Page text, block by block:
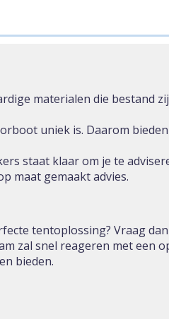
materialen die bestand
uniek is. Daarom
staat klaar om je te
maat gemaakt advies.
tentoplossing? Vraag
zal snel reageren met
bieden.